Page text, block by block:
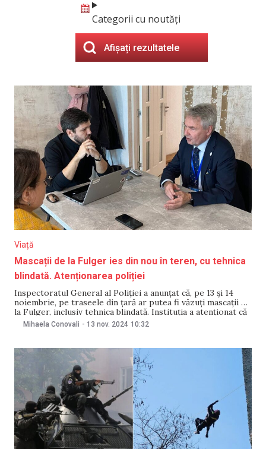
Categorii cu noutăți
Afișați rezultatele
Viață
Mascații de la Fulger ies din nou în teren, cu tehnica
blindată. Atenționarea poliției
Inspectoratul General al Poliției a anunțat că, pe 13 și 14
noiembrie, pe traseele din țară ar putea fi văzuți mascații de
la Fulger, inclusiv tehnica blindată. Instituția a atenționat că
acțiunile fac parte din planul de pregătire al instituției și au
Mihaela Conovali - 13 nov. 2024 10:32